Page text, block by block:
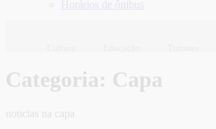
Horários de ônibus
Categoria: Capa
noticias na capa